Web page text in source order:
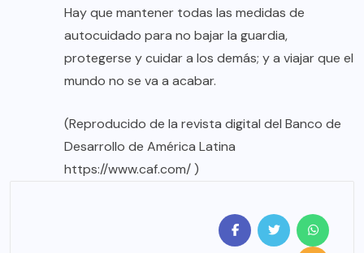
Hay que mantener todas las medidas de
autocuidado para no bajar la guardia,
protegerse y cuidar a los demás; y a viajar que el
mundo no se va a acabar.
(Reproducido de la revista digital del Banco de
Desarrollo de América Latina
https://www.caf.com/)